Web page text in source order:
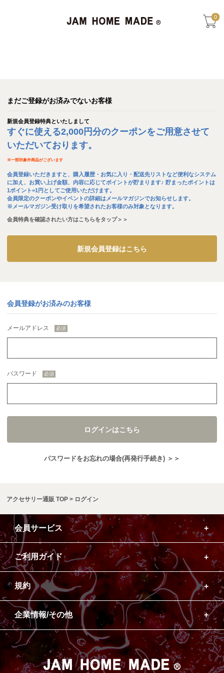
0
まだご登録がお済みでないお客様
新規会員登録特典といたしまして
すぐに使える2,000円分のクーポンをご用意させて
いただいております。
※一部対象外商品がございます
会員登録いただきますと、購入履歴・お気に入り・配送先リストなど便利なシステム
に加え、お買い上げ金額、内容に応じてポイントが貯まります♪ 貯まったポイントは
1ポイント=1円としてご使用いただけます。
会員限定のクーポンやイベントの詳細はメールマガジンでお知らせします。
※メールマガジン受け取りを希望されたお客様のみ対象となります。
会員特典を確認されたい方はこちらをタップ＞＞
新規会員登録はこちら
会員登録がお済みのお客様
メールアドレス
パスワード
ログインはこちら
パスワードをお忘れの場合(再発行手続き) ＞＞
アクセサリー通販 TOP ログイン
会員サービス
ご利用ガイド
規約
企業情報/その他